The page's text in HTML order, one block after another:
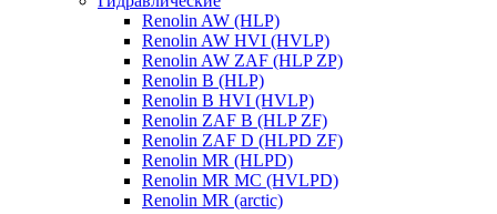
Renolin AW (HLP)
Renolin AW HVI (HVLP)
Renolin AW ZAF (HLP ZP)
Renolin B (HLP)
Renolin B HVI (HVLP)
Renolin ZAF B (HLP ZF)
Renolin ZAF D (HLPD ZF)
Renolin MR (HLPD)
Renolin MR MC (HVLPD)
Renolin MR (arctic)